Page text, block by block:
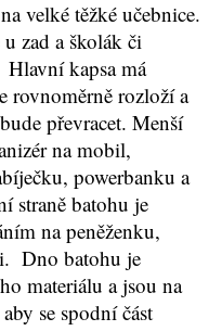
velké těžké učebnice.
zad a školák či
kapsa má
rovnoměrně rozloží a
převracet. Menší
na mobil,
powerbanku a
straně batohu je
na peněženku,
Dno batohu je
materiálu a jsou na
se spodní část